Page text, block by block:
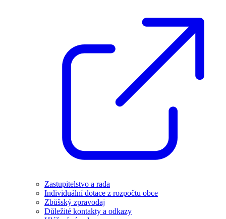
Zastupitelstvo a rada
Individuální dotace z rozpočtu obce
Zbůšský zpravodaj
Důležité kontakty a odkazy